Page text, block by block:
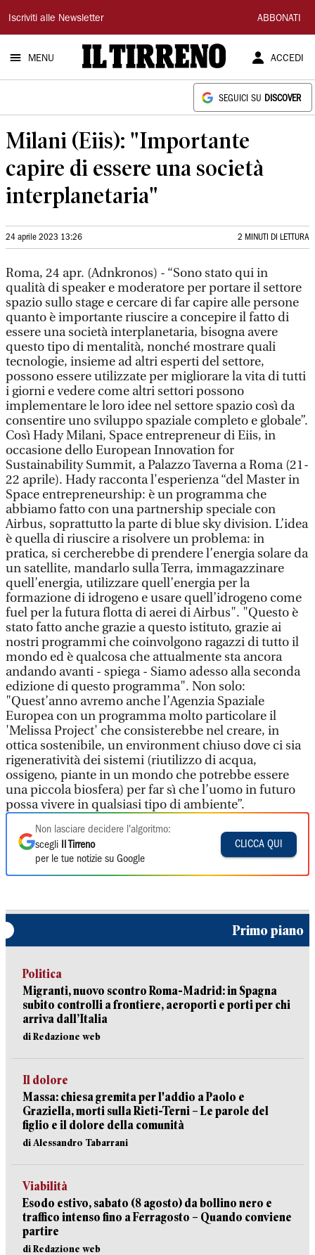
Il
Tirreno
Iscriviti alle Newsletter ABBONATI
MENU ACCEDI
SEGUICI SU DISCOVER
Milani (Eiis): "Importante
capire di essere una società
interplanetaria"
24 aprile 2023 13:26 2 MINUTI DI LETTURA
Roma, 24 apr. (Adnkronos) - “Sono stato qui in
qualità di speaker e moderatore per portare il settore
spazio sullo stage e cercare di far capire alle persone
quanto è importante riuscire a concepire il fatto di
essere una società interplanetaria, bisogna avere
questo tipo di mentalità, nonché mostrare quali
tecnologie, insieme ad altri esperti del settore,
possono essere utilizzate per migliorare la vita di tutti
i giorni e vedere come altri settori possono
implementare le loro idee nel settore spazio così da
consentire uno sviluppo spaziale completo e globale”.
Così Hady Milani, Space entrepreneur di Eiis, in
occasione dello European Innovation for
Sustainability Summit, a Palazzo Taverna a Roma (21-
22 aprile). Hady racconta l'esperienza “del Master in
Space entrepreneurship: è un programma che
abbiamo fatto con una partnership speciale con
Airbus, soprattutto la parte di blue sky division. L’idea
è quella di riuscire a risolvere un problema: in
pratica, si cercherebbe di prendere l’energia solare da
un satellite, mandarlo sulla Terra, immagazzinare
quell’energia, utilizzare quell’energia per la
formazione di idrogeno e usare quell’idrogeno come
fuel per la futura flotta di aerei di Airbus". "Questo è
stato fatto anche grazie a questo istituto, grazie ai
nostri programmi che coinvolgono ragazzi di tutto il
mondo ed è qualcosa che attualmente sta ancora
andando avanti - spiega - Siamo adesso alla seconda
edizione di questo programma". Non solo:
"Quest’anno avremo anche l’Agenzia Spaziale
Europea con un programma molto particolare il
'Melissa Project' che consisterebbe nel creare, in
ottica sostenibile, un environment chiuso dove ci sia
rigeneratività dei sistemi (riutilizzo di acqua,
ossigeno, piante in un mondo che potrebbe essere
una piccola biosfera) per far sì che l’uomo in futuro
possa vivere in qualsiasi tipo di ambiente”.
Non lasciare decidere l'algoritmo:
scegli
Il Tirreno
per le tue notizie su Google
CLICCA QUI
Primo piano
Politica
Migranti, nuovo scontro Roma-Madrid: in Spagna
subito controlli a frontiere, aeroporti e porti per chi
arriva dall’Italia
di Redazione web
Il dolore
Massa: chiesa gremita per l'addio a Paolo e
Graziella, morti sulla Rieti-Terni – Le parole del
figlio e il dolore della comunità
di Alessandro Tabarrani
Viabilità
Esodo estivo, sabato (8 agosto) da bollino nero e
traffico intenso fino a Ferragosto – Quando conviene
partire
di Redazione web